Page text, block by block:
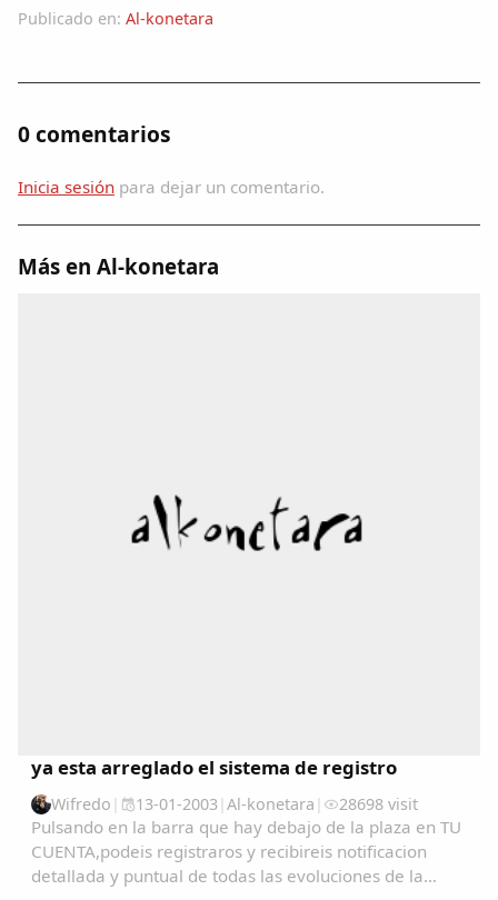
Colaboradores
Biblioteca
Periódico Alconétar
Foros
La palra
Modo oscuro
Publicado en: Al-konetara
0 comentarios
Inicia sesión para dejar un comentario.
Más en Al-konetara
ya esta arreglado el sistema de registro
Wifredo | 13-01-2003| Al-konetara | 28698 visit
Pulsando en la barra que hay debajo de la plaza en TU
CUENTA,podeis registraros y recibireis notificacion
detallada y puntual de todas las evoluciones de la